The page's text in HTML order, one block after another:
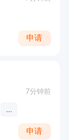
申请
7分钟前
...
申请